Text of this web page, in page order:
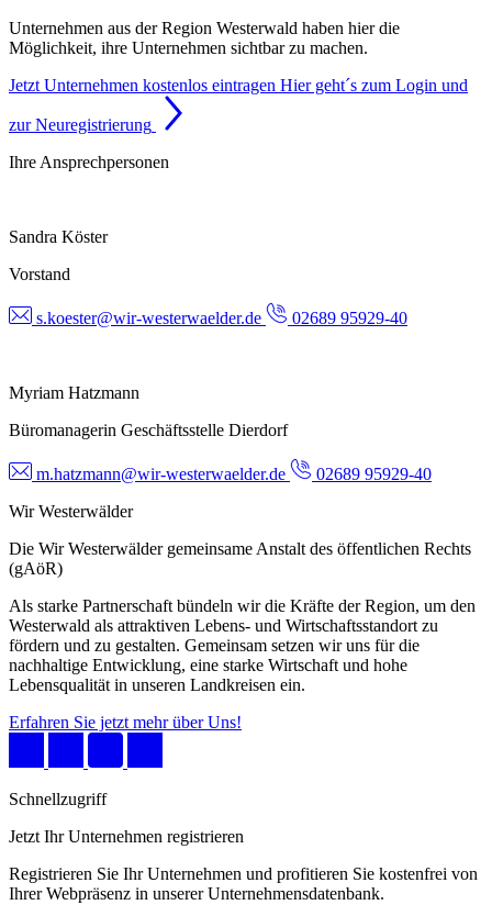
Unternehmen aus der Region Westerwald haben hier die
Möglichkeit, ihre Unternehmen sichtbar zu machen.
Jetzt Unternehmen kostenlos eintragen Hier geht´s zum Login und
zur Neuregistrierung
Ihre Ansprechpersonen
Sandra Köster
Vorstand
s.koester@wir-westerwaelder.de 02689 95929-40
Myriam Hatzmann
Büromanagerin Geschäftsstelle Dierdorf
m.hatzmann@wir-westerwaelder.de
02689 95929-40
Wir Westerwälder
Die Wir Westerwälder gemeinsame Anstalt des öffentlichen Rechts
(gAöR)
Als starke Partnerschaft bündeln wir die Kräfte der Region, um den
Westerwald als attraktiven Lebens- und Wirtschaftsstandort zu
fördern und zu gestalten. Gemeinsam setzen wir uns für die
nachhaltige Entwicklung, eine starke Wirtschaft und hohe
Lebensqualität in unseren Landkreisen ein.
Erfahren Sie jetzt mehr über Uns!
Schnellzugriff
Jetzt Ihr Unternehmen registrieren
Registrieren Sie Ihr Unternehmen und profitieren Sie kostenfrei von
Ihrer Webpräsenz in unserer Unternehmensdatenbank.